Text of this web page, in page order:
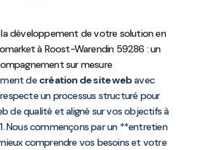
la développement de votre solution en
à Roost-Warendin 59286 : un
sur mesure
de création de site webavec
respecte un processus structuré pour
de qualité et aligné sur vos objectifs à
Nous commençons par un **entretien
comprendre vos besoins et votre